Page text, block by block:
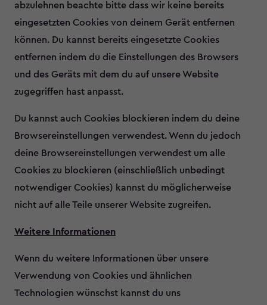
abzulehnen beachte bitte dass wir keine bereits
eingesetzten Cookies von deinem Gerät entfernen
können. Du kannst bereits eingesetzte Cookies
entfernen indem du die Einstellungen des Browsers
und des Geräts mit dem du auf unsere Website
zugegriffen hast anpasst.
Du kannst auch Cookies blockieren indem du deine
Browsereinstellungen verwendest. Wenn du jedoch
deine Browsereinstellungen verwendest um alle
Cookies zu blockieren (einschließlich unbedingt
notwendiger Cookies) kannst du möglicherweise
nicht auf alle Teile unserer Website zugreifen.
Weitere Informationen
Wenn du weitere Informationen über unsere
Verwendung von Cookies und ähnlichen
Technologien wünschst kannst du uns